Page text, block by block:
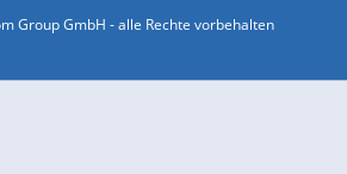
Group GmbH - alle Rechte vorbehalten